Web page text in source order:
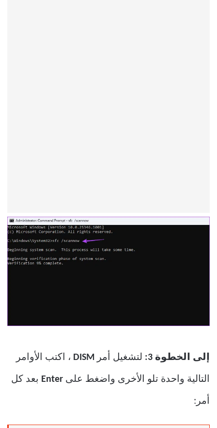
إلى الخطوة 3: لتشغيل أمر DISM ، اكتب الأوامر
التالية واحدة تلو الأخرى واضغط على Enter بعد كل
أمر: